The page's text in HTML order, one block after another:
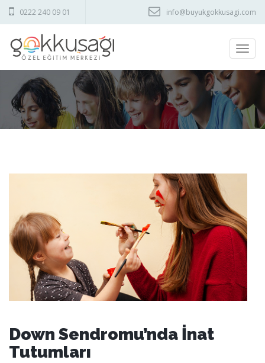
info@buyukgokkusagi.com
0222 240 09 01
Down Sendromu’nda İnat
Tutumları